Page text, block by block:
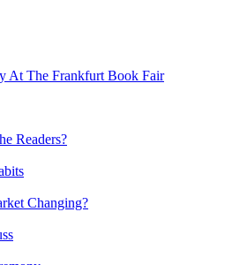
At The Frankfurt Book Fair
Readers?
Changing?